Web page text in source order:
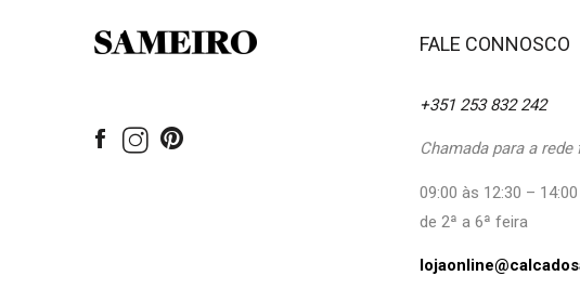
FALE CONNOSCO
+351 253 832 242
Chamada para a
09:00 às 12:30 –
de 2ª a 6ª feira